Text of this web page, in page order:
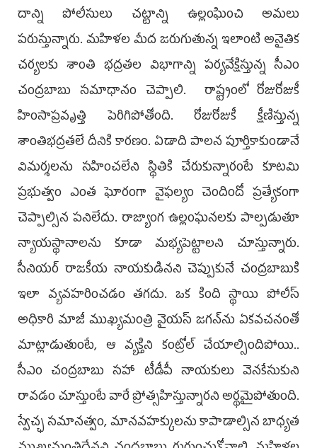
దాన్ని పోలీసులు చ‌ట్టాన్ని ఉల్లంఘించి అమ‌లు
ప‌రుస్తున్నారు. మ‌హిళ‌ల మీద జరుగుతున్న ఇలాంటి అనైతిక
చ‌ర్య‌ల‌కు శాంతి భద్ర‌త‌ల విభాగాన్ని ప‌ర్య‌వేక్షిస్తున్న‌ సీఎం
చంద్ర‌బాబు స‌మాధానం చెప్పాలి. రాష్ట్రంలో రోజురోజుకీ
హింసాప్ర‌వృత్తి పెరిగిపోతోంది. రోజురోజుకీ క్షీణిస్తున్న
శాంతిభ‌ద్ర‌త‌లే దీనికి కార‌ణం. ఏడాది పాల‌న పూర్తికాకుండానే
విమ‌ర్శ‌ల‌ను స‌హించ‌లేని స్థితికి చేరుకున్నారంటే కూట‌మి
ప్ర‌భుత్వం ఎంత ఘోరంగా వైఫల్యం చెందిందో ప్ర‌త్యేకంగా
చెప్పాల్సిన ప‌నిలేదు. రాజ్యాంగ ఉల్లంఘ‌న‌ల‌కు పాల్ప‌డుతూ
న్యాయ‌స్థానాల‌ను కూడా మభ్య‌పెట్టాల‌ని చూస్తున్నారు.
సీనియ‌ర్ రాజ‌కీయ నాయ‌కుడిన‌ని చెప్పుకునే చంద్ర‌బాబుకి
ఇలా వ్య‌వ‌హ‌రించ‌డం త‌గ‌దు. ఒక కింది స్థాయి పోలీస్
అధికారి మాజీ ముఖ్య‌మంత్రి వైయ‌స్ జ‌గ‌న్‌ను ఏక‌వ‌చ‌నంతో
మాట్లాడుతుంటే, ఆ వ్య‌క్తిని కంట్రోల్ చేయాల్సిందిపోయి..
సీఎం చంద్ర‌బాబు స‌హా టీడీపీ నాయ‌కులు వెన‌కేసుకుని
రావ‌డం చూస్తుంటే వారే ప్రోత్స‌హిస్తున్నార‌ని అర్థమైపోతుంది.
స్వేచ్ఛ స‌మాన‌త్వం, మాన‌వ‌హక్కుల‌ను కాపాడాల్సిన బాధ్యత